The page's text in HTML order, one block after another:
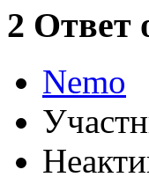
2 Ответ
Nemo